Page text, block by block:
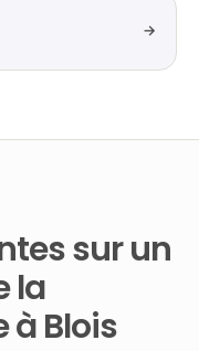
→
sur un
la
à Blois